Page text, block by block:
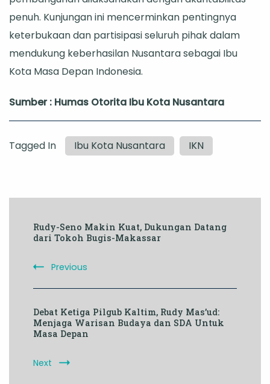
penuh. Kunjungan ini mencerminkan pentingnya
keterbukaan dan partisipasi seluruh pihak dalam
mendukung keberhasilan Nusantara sebagai Ibu
Kota Masa Depan Indonesia.
Sumber : Humas Otorita Ibu Kota Nusantara
Tagged In Ibu Kota Nusantara IKN
Navigation
Rudy-Seno Makin Kuat, Dukungan Datang
dari Tokoh Bugis-Makassar
Previous
Debat Ketiga Pilgub Kaltim, Rudy Mas’ud:
Menjaga Warisan Budaya dan SDA Untuk
Masa Depan
Next